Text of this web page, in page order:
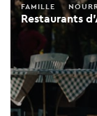
Restaurants
FAMILLE